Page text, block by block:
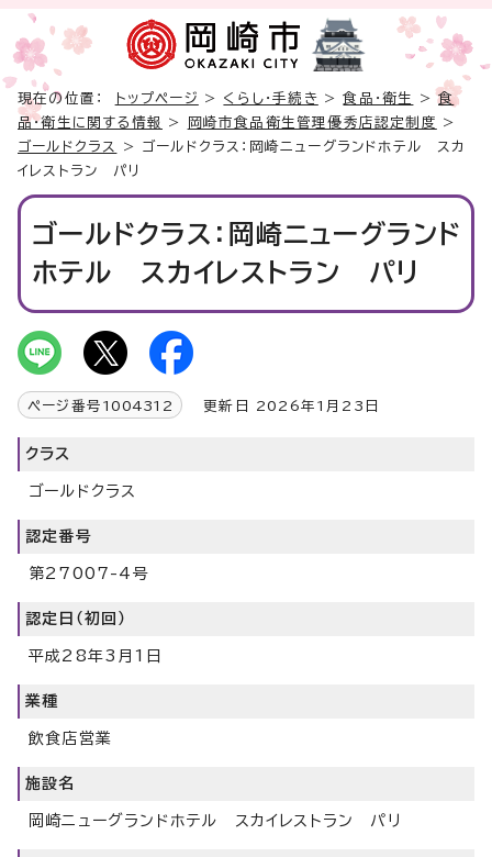
現在の位置： トップページ > くらし・手続き >食品・衛生 >食
品・衛生に関する情報
> 岡崎市食品衛生管理優秀店認定制度
>
ゴールドクラス
> ゴールドクラス：岡崎ニューグランドホテル スカ
イレストラン パリ
ゴールドクラス：岡崎ニューグランド
ホテル スカイレストラン パリ
ページ番号 1004312 更新日 2026年1月23日
クラス
ゴールドクラス
認定番号
第27007-4号
認定日（初回）
平成28年3月1日
業種
飲食店営業
施設名
岡崎ニューグランドホテル スカイレストラン パリ